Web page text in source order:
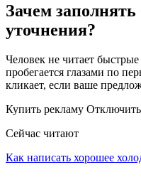
Зачем
уточнения?
Человек не читает
пробегается глазами по
кликает, если ваше
Купить рекламу Отключить
Сейчас читают
Как написать хорошее